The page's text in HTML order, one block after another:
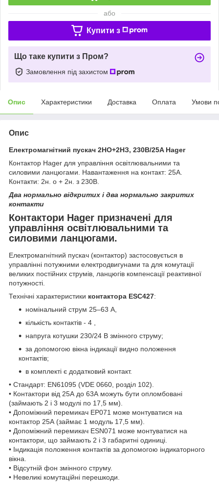
або
Купити з
Що таке купити з Пром?
Замовлення під захистом
Опис Характеристики Доставка Оплата Умови
Опис
Електромагнітний пускач 2НО+2НЗ, 230В/25A Hager
Контактор Hager для управління освітлювальними та
силовими ланцюгами. Навантаження на контакт: 25А.
Контакти: 2н. о + 2н. з 230В.
Два нормально відкритих і два нормально закритих
контакти
Контактори Hager призначені для
управління освітлювальними та
силовими ланцюгами.
Електромагнітний пускач (контактор) застосовується в
управлінні потужними електродвигунами та для комутації
великих постійних струмів, ланцюгів компенсації реактивної
потужності.
Технічні характеристики контактора ESC427:
номінальний струм 25–63 А,
кількість контактів - 4 ,
напруга котушки 230/24 В змінного струму;
за допомогою вікна індикації видно положення
контактів;
в комплекті є додатковий контакт.
• Стандарт: EN61095 (VDE 0660, розділ 102).
• Контактори від 25А до 63А можуть бути опломбовані
(займають 2 і 3 модулі по 17,5 мм).
• Допоміжний перемикач EP071 може монтуватися на
контактор 25А (займає 1 модуль 17,5 мм).
• Допоміжний перемикач ESN071 може монтуватися на
контактори, що займають 2 і 3 габаритні одиниці.
• Індикація положення контактів за допомогою індикаторного
вікна.
• Відсутній фон змінного струму.
• Невеликі комутаційні перешкоди.